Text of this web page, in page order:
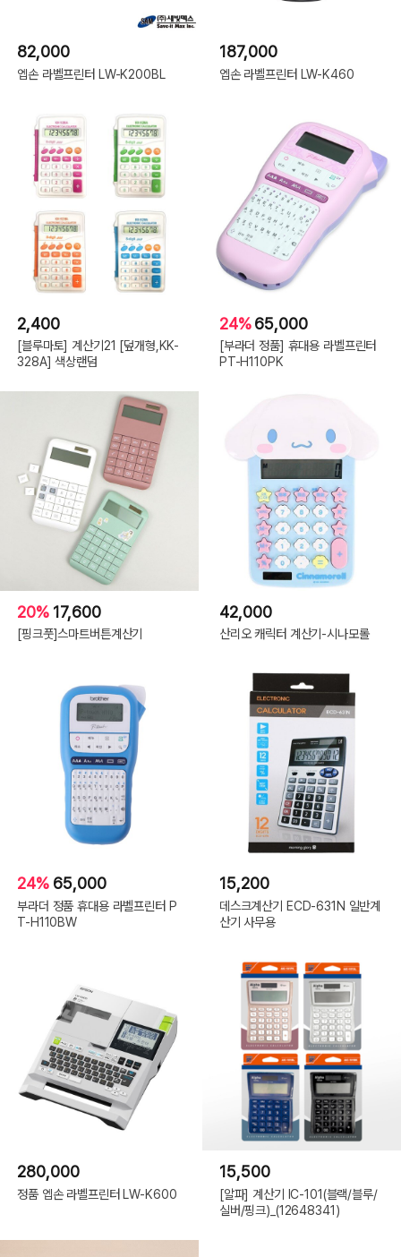
82,000
엡손 라벨프린터 LW-K200BL
187,000
엡손 라벨프린터 LW-K460
2,400
[블루마토] 계산기21 [덮개형,KK-
328A] 색상랜덤
24%65,000
[부라더 정품] 휴대용 라벨프린터
PT-H110PK
20% 17,600
[핑크풋]스마트버튼계산기
42,000
산리오 캐릭터 계산기-시나모롤
24% 65,000
부라더 정품 휴대용 라벨프린터 P
T-H110BW
15,200
데스크계산기 ECD-631N 일반계
산기 사무용
280,000
정품 엡손 라벨프린터 LW-K600
15,500
[알파] 계산기 IC-101(블랙/블루/
실버/핑크)_(12648341)